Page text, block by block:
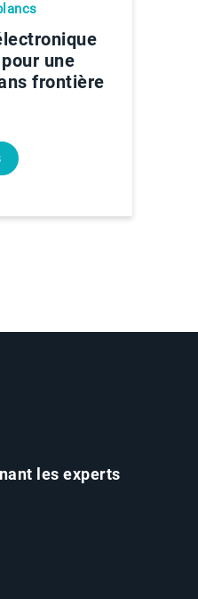
une
frontière
les experts